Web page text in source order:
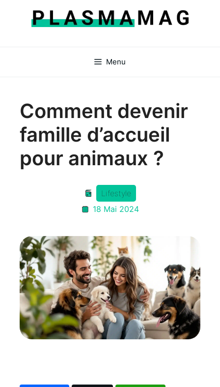
Menu
Comment devenir
famille d’accueil
pour animaux ?
Lifestyle
18 Mai 2024